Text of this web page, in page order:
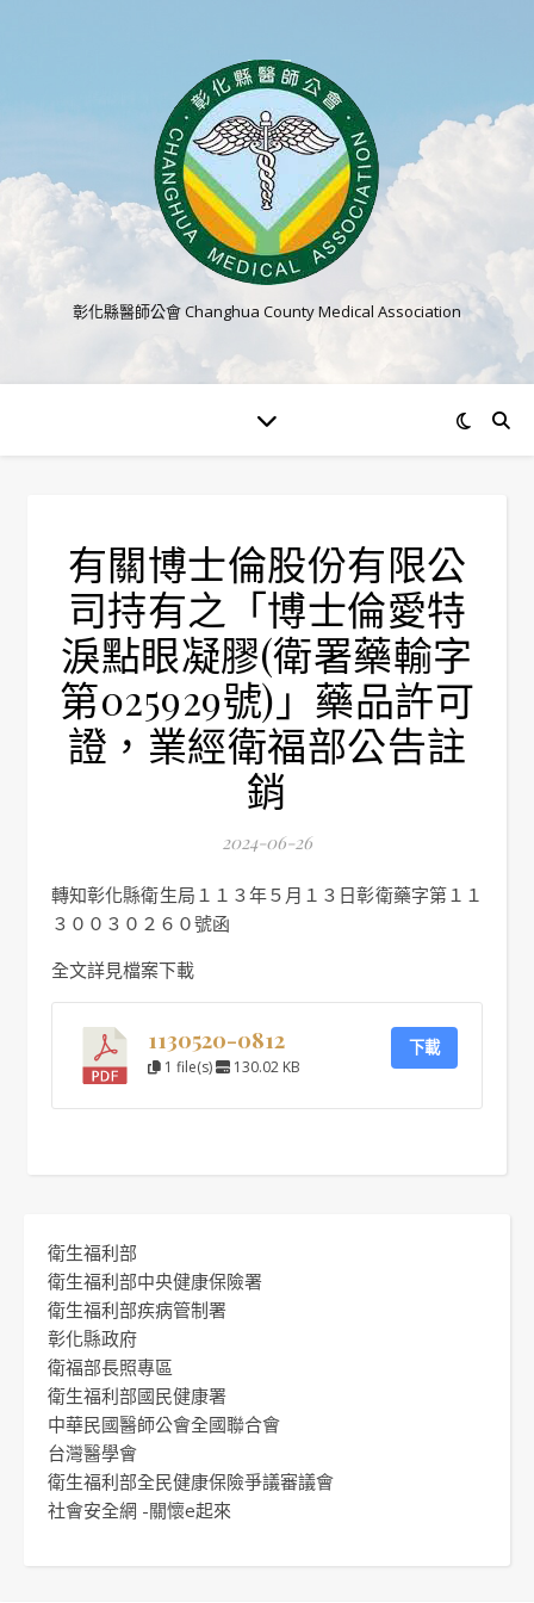
彰化縣醫師公會 Changhua County Medical Association
有關博士倫股份有限公
司持有之「博士倫愛特
淚點眼凝膠(衛署藥輸字
第025929號)」藥品許可
證，業經衛福部公告註
銷
2024-06-26
轉知彰化縣衛生局１１３年５月１３日彰衛藥字第１１
３００３０２６０號函
全文詳見檔案下載
1130520-0812
1 file(s) 130.02 KB
下載
衛生福利部
衛生福利部中央健康保險署
衛生福利部疾病管制署
彰化縣政府
衛福部長照專區
衛生福利部國民健康署
中華民國醫師公會全國聯合會
台灣醫學會
衛生福利部全民健康保險爭議審議會
社會安全網 -關懷e起來